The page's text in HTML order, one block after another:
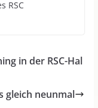
RSC
in der RSC-Hal
gleich neunmal